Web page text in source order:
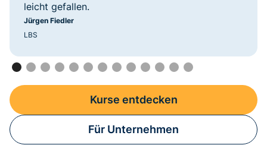
leicht gefallen.
Jürgen Fiedler
LBS
Kurse entdecken
Für Unternehmen